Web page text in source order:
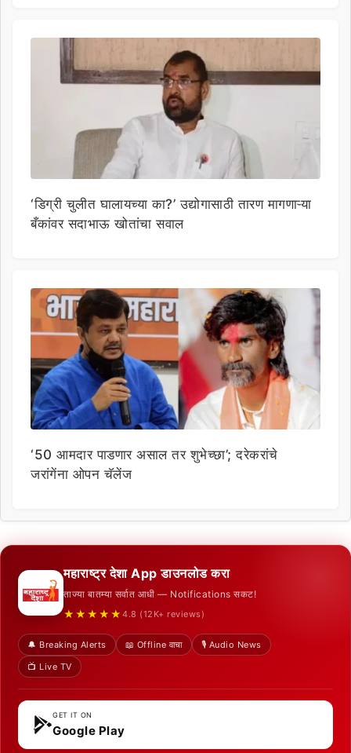
‘डिग्री चुलीत घालायच्या का?’ उद्योगासाठी तारण मागणाऱ्या
बँकांवर सदाभाऊ खोतांचा सवाल
‘50 आमदार पाडणार असाल तर शुभेच्छा’; दरेकरांचे
जरांगेंना ओपन चॅलेंज
महाराष्ट्र देशा App डाउनलोड करा
ताज्या बातम्या सर्वात आधी — Notifications सकट!
★★★★★ 4.8 (12K+ reviews)
🔔 Breaking Alerts 📖 Offline वाचा
🎙️ Audio News
📺 Live TV
GET IT ON
Google Play